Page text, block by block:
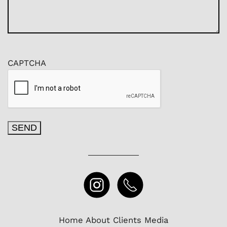
CAPTCHA
Home About Clients Media